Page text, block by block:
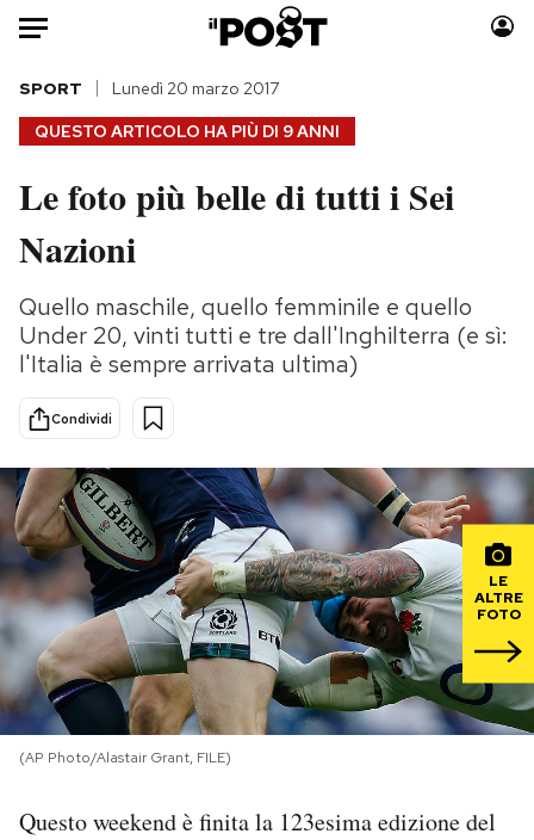
Auto
HOME
Italia
Politica
Tecnologia
Internet
Scienza
Cultura
Economia
Sport
Moda
Storie/Idee
Ok Boomer!
Media
Mondiali calcio 2026
PODCAST
NEWSLETTER
I MIEI PREFERITI
SHOP
QUESTO ARTICOLO HA PIÙ DI 9 ANNI
SPORT Lunedì 20 marzo 2017
Le foto più belle di tutti i Sei
Nazioni
Quello maschile, quello femminile e quello
Under 20, vinti tutti e tre dall'Inghilterra (e sì:
l'Italia è sempre arrivata ultima)
Condividi
LE
ALTRE
FOTO
(AP Photo/Alastair Grant, FILE)
Questo weekend è finita la 123esima edizione del